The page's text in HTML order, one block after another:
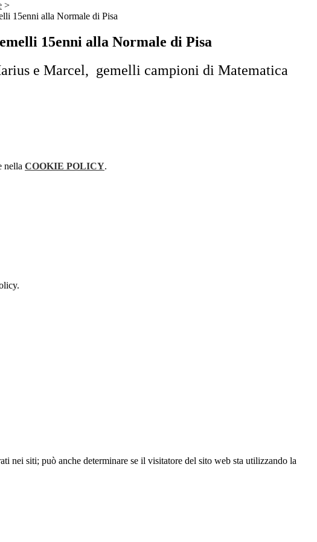
>
15enni alla Normale di Pisa
15enni alla Normale di Pisa
e Marcel, gemelli campioni di Matematica
nella COOKIE POLICY.
nei siti; può anche determinare se il visitatore del sito web sta utilizzando la